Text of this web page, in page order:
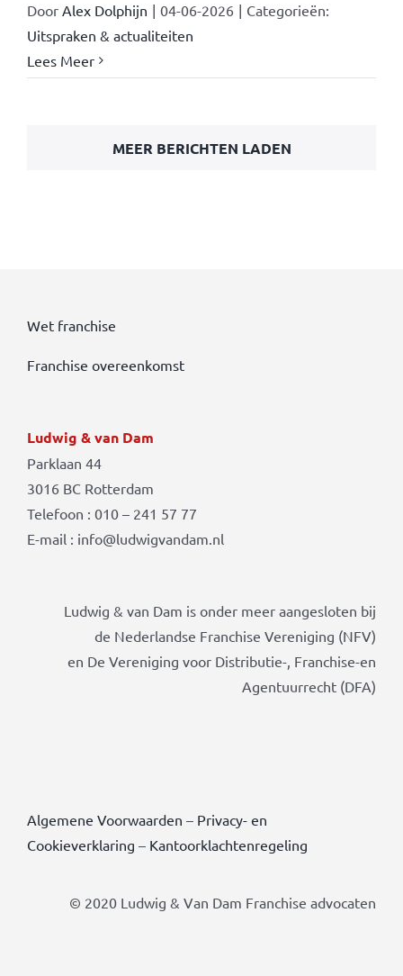
Door Alex Dolphijn | 04-06-2026 | Categorieën:
Uitspraken & actualiteiten
Lees Meer
MEER BERICHTEN LADEN
Wet franchise
Franchise overeenkomst
Ludwig & van Dam
Parklaan 44
3016 BC Rotterdam
Telefoon : 010 – 241 57 77
E-mail : info@ludwigvandam.nl
Ludwig & van Dam is onder meer aangesloten bij
de Nederlandse Franchise Vereniging (NFV)
en De Vereniging voor Distributie-, Franchise-en
Agentuurrecht (DFA)
Algemene Voorwaarden – Privacy- en
Cookieverklaring – Kantoorklachtenregeling
© 2020 Ludwig & Van Dam Franchise advocaten